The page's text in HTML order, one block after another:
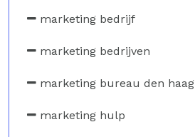
marketing bedrijf
marketing bedrijven
marketing bureau den haag
marketing hulp